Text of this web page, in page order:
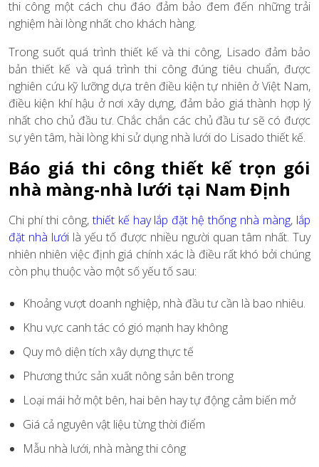
thi công một cách chu đáo đảm bảo đem đến những trải
nghiệm hài lòng nhất cho khách hàng.
Trong suốt quá trình thiết kế và thi công, Lisado đảm bảo
bản thiết kế và quá trình thi công đúng tiêu chuẩn, được
nghiên cứu kỹ lưỡng dựa trên điều kiện tự nhiên ở Việt Nam,
điều kiện khí hậu ở nơi xây dựng, đảm bảo giá thành hợp lý
nhất cho chủ đầu tư. Chắc chắn các chủ đầu tư sẽ có được
sự yên tâm, hài lòng khi sử dụng nhà lưới do Lisado thiết kế.
Báo giá thi công thiết kế trọn gói
nhà màng-nhà lưới tại Nam Định
Chi phí thi công,thiết kế hay lắp đặt hệ thống nhà màng, lắp
đặt nhà lưới là yếu tố được nhiều người quan tâm nhất. Tuy
nhiên nhiên việc định giá chính xác là điều rất khó bởi chúng
còn phụ thuộc vào một số yếu tố sau:
Khoảng vượt doanh nghiệp, nhà đầu tư cần là bao nhiêu.
Khu vực canh tác có gió mạnh hay không
Quy mô diện tích xây dựng thực tế
Phương thức sản xuất nông sản bên trong
Loại mái hở một bên, hai bên hay tự động cảm biến mở
Giá cả nguyên vật liệu từng thời điểm
Mẫu nhà lưới, nhà màng thi công